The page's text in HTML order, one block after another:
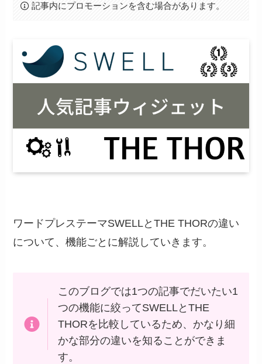
記事内にプロモーションを含む場合があります。
ワードプレステーマSWELLとTHE THORの違い
について、機能ごとに解説していきます。
このブログでは1つの記事でだいたい1
つの機能に絞ってSWELLとTHE
THORを比較しているため、かなり細
かな部分の違いを知ることができま
す。